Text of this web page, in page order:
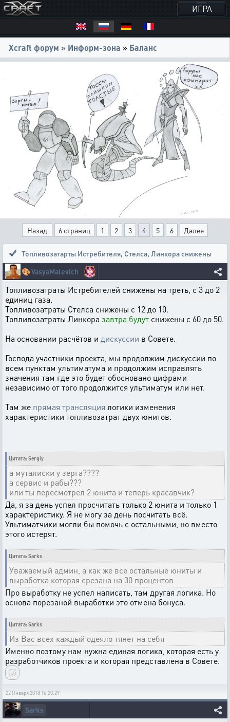
ИГРА
Xcraft форум » Информ-зона » Баланс
Назад 6 страниц 1 2 3 4 5 6 Далее
Топливозатарты Истребителя, Стелса, Линкора снижены
🎨VasyaMalevich
Топливозатраты Истребителей снижены на треть, с 3 до 2
единиц газа.
Топливозатраты Стелса снижены с 12 до 10.
Топливозатраты Линкора завтра будут снижены с 60 до 50.
На основании расчётов и дискуссии в Совете.
Господа участники проекта, мы продолжим дискуссии по
всем пунктам ультиматума и продолжим исправлять
значения там где это будет обосновано цифрами
независимо от того продолжится ультиматум или нет.
Там же прямая трансляция логики изменения
характеристики топливозатрат двух юнитов.
Цитата: Sergiy
а муталиски у зерга????
а сервис и рабы???
или ты пересмотрел 2 юнита и теперь красавчик?
Да, я за день успел просчитать только 2 юнита и только 1
характеристику. Я не могу за день посчитать всё.
Ультиматчики могли бы помочь с остальными, но вместо
этого истерят.
Цитата: Sarks
Уважаемый админ, а как же все остальные юниты и
выработка которая срезана на 30 процентов
Про выработку не успел написать, там другая логика. Но
основа порезаной выработки это отмена бонуса.
Цитата: Sarks
Из Вас всех каждый одеяло тянет на себя
Именно поэтому нам нужна единая логика, которая есть у
разработчиков проекта и которая представлена в Совете.
22 Января 2018 16:20:29
Sarks